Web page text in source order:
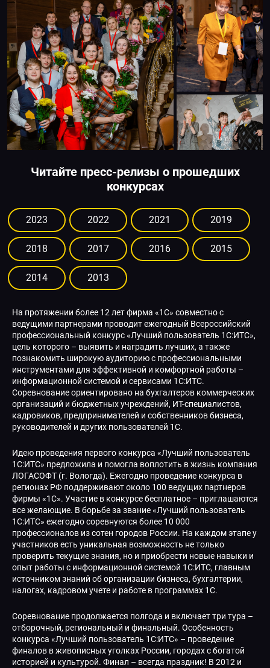
Читайте пресс-релизы о прошедших
конкурсах
2023 2022 2021 2019
2018 2017 2016 2015
2014 2013
На протяжении более 12 лет фирма «1С» совместно с
ведущими партнерами проводит ежегодный Всероссийский
профессиональный конкурс «Лучший пользователь 1С:ИТС»,
цель которого – выявить и наградить лучших, а также
познакомить широкую аудиторию с профессиональными
инструментами для эффективной и комфортной работы –
информационной системой и сервисами 1С:ИТС.
Соревнование ориентировано на бухгалтеров коммерческих
организаций и бюджетных учреждений, ИТ-специалистов,
кадровиков, предпринимателей и собственников бизнеса,
руководителей и других пользователей 1С.
Идею проведения первого конкурса «Лучший пользователь
1С:ИТС» предложила и помогла воплотить в жизнь компания
ЛОГАСОФТ (г. Вологда). Ежегодно проведение конкурса в
регионах РФ поддерживают около 100 ведущих партнеров
фирмы «1С». Участие в конкурсе бесплатное – приглашаются
все желающие. В борьбе за звание «Лучший пользователь
1С:ИТС» ежегодно соревнуются более 10 000
профессионалов из сотен городов России. На каждом этапе у
участников есть уникальная возможность не только
проверить текущие знания, но и приобрести новые навыки и
опыт работы с информационной системой 1С:ИТС, главным
источником знаний об организации бизнеса, бухгалтерии,
налогах, кадровом учете и работе в программах 1С.
Соревнование продолжается полгода и включает три тура –
отборочный, региональный и финальный. Особенность
конкурса «Лучший пользователь 1С:ИТС» – проведение
финалов в живописных уголках России, городах с богатой
историей и культурой. Финал – всегда праздник! В 2012 и